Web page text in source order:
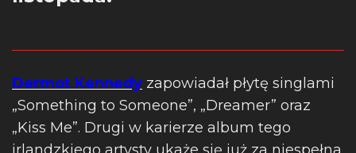
Dermot Kennedy zapowiadał płytę singlami
„Something to Someone”, „Dreamer” oraz
„Kiss Me”. Drugi w karierze album tego